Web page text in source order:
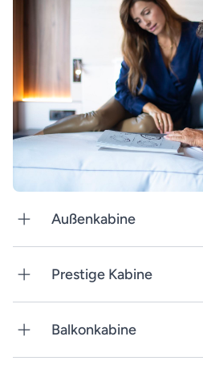
Außenkabine
Prestige Kabine
Balkonkabine